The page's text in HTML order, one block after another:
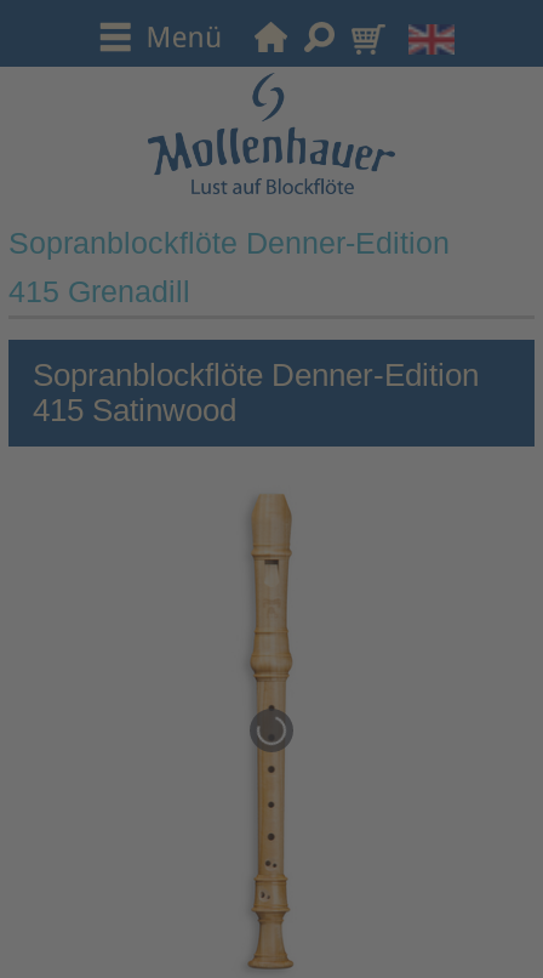
Sopranblockflöte Denner-Edition
415 Grenadill
Sopranblockflöte Denner-Edition
415 Satinwood